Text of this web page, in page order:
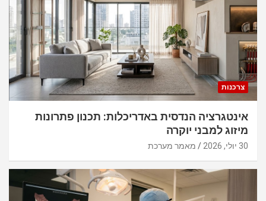
צרכנות
אינטגרציה הנדסית באדריכלות: תכנון פתרונות
מיזוג למבני יוקרה
30 יולי, 2026 מאמר מערכת